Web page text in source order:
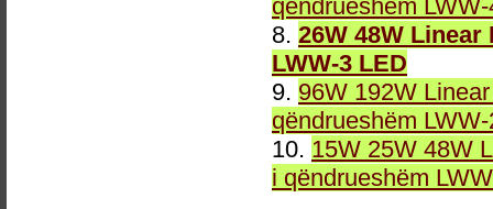
qëndrueshëm
8. 26W 48W Linear
LWW-3 LED
9. 96W 192W
qëndrueshëm
10. 15W 25W 48W
i qëndrueshëm